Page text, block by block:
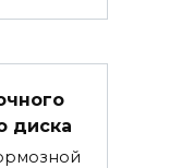
диска